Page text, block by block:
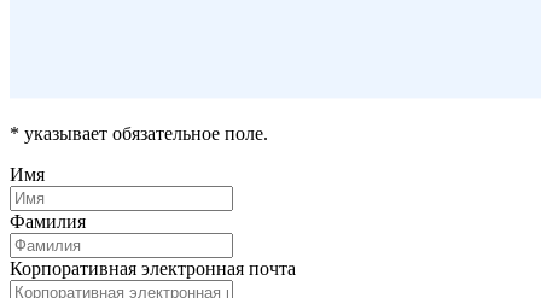
* указывает обязательное поле.
Имя
Фамилия
Корпоративная электронная почта